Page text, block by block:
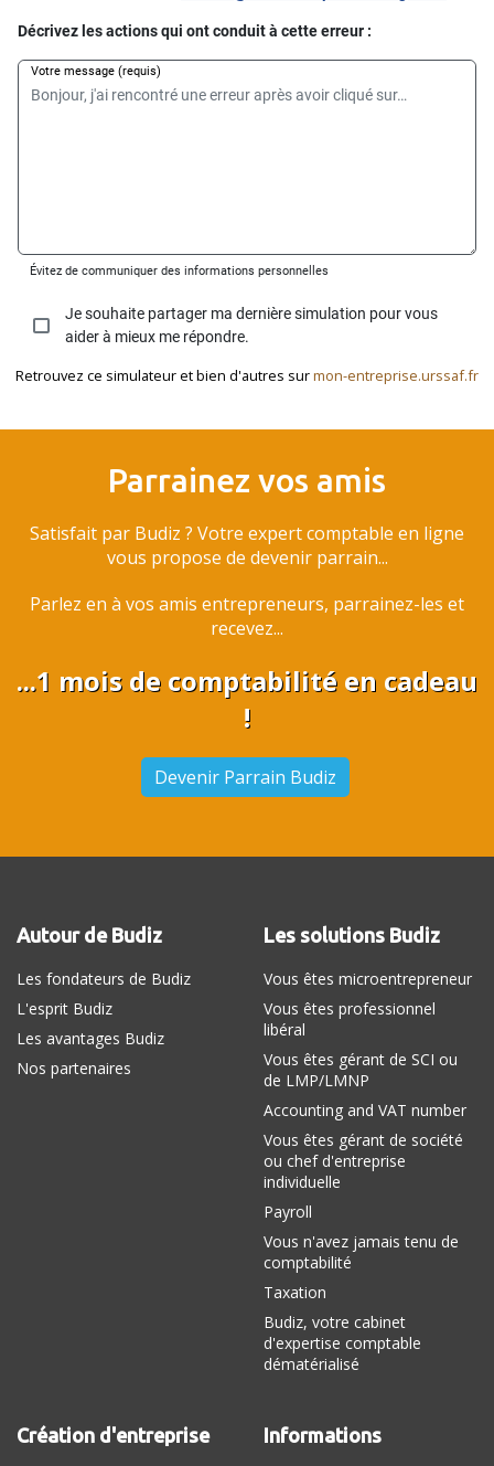
Retrouvez ce simulateur et bien d'autres surmon-entreprise.urssaf.fr
Parrainez vos amis
Satisfait par Budiz ? Votre expert comptable en ligne
vous propose de devenir parrain...
Parlez en à vos amis entrepreneurs, parrainez-les et
recevez...
...1 mois de comptabilité en cadeau
!
Devenir Parrain Budiz
Autour de Budiz
Les fondateurs de Budiz
L'esprit Budiz
Les avantages Budiz
Nos partenaires
Les solutions Budiz
Vous êtes microentrepreneur
Vous êtes professionnel
libéral
Vous êtes gérant de SCI ou
de LMP/LMNP
Accounting and VAT number
Vous êtes gérant de société
ou chef d'entreprise
individuelle
Payroll
Vous n'avez jamais tenu de
comptabilité
Taxation
Budiz, votre cabinet
d'expertise comptable
dématérialisé
Création d'entreprise Informations